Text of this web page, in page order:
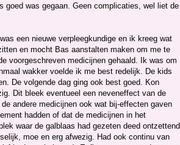
goed was gegaan. Geen complicaties, wel liet de
een nieuwe verpleegkundige en ik kreeg wat
en mocht Bas aanstalten maken om me te
voorgeschreven medicijnen gehaald. Ik was om
wakker voelde ik me best redelijk. De kids
De volgende dag ging ook best goed. Kon
Dit bleek eventueel een neveneffect van de
andere medicijnen ook wat bij-effecten gaven
hadden of dat de medicijnen in het
waar de galblaas had gezeten deed ontzettend
moe en erg afwezig. Had ook continu van